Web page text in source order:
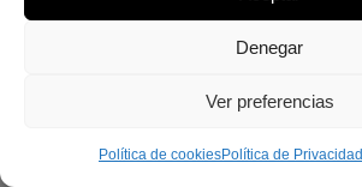
Denegar
Ver preferencias
Política de cookiesPolítica de Privacidad